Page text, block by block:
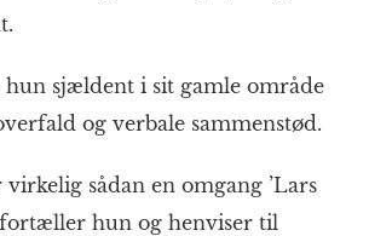
sjældent i sit gamle område
og verbale sammenstød.
sådan en omgang ’Lars
fortæller hun og henviser til